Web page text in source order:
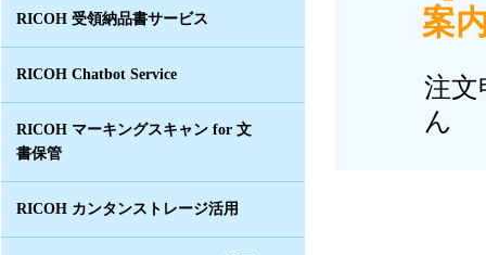
RICOH 受領納品書サービス
RICOH Chatbot Service
RICOH マーキングスキャン for 文
書保管
RICOH カンタンストレージ活用
案
注
ん